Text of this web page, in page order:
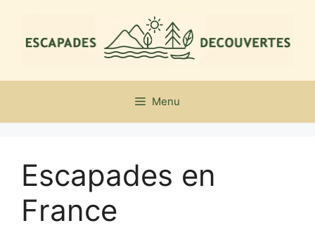
contenu
Menu
Escapades en
France